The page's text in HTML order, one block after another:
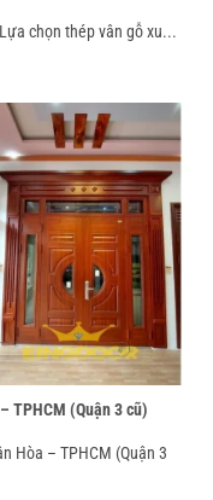
chọn thép vân gỗ xu...
TPHCM (Quận 3 cũ)
Hòa – TPHCM (Quận 3